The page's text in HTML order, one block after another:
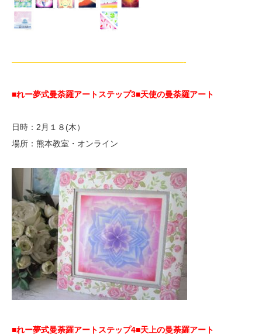
—————————————————————-
■れー夢式曼荼羅アートステップ3■天使の曼荼羅アート
日時：2月１８(木）
場所：熊本教室・オンライン
■れー夢式曼荼羅アートステップ4■天上の曼荼羅アート